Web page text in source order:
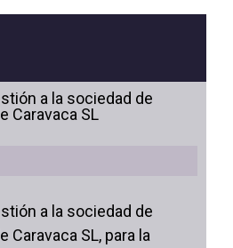
a la sociedad de
Caravaca SL
a la sociedad de
Caravaca SL, para la